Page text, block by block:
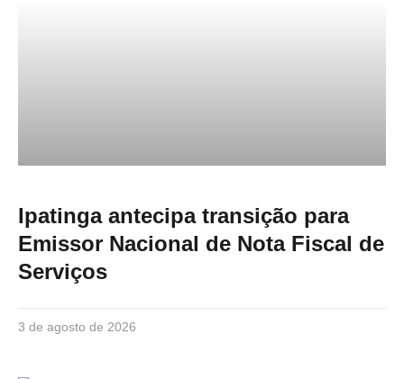
Ipatinga antecipa transição para
Emissor Nacional de Nota Fiscal de
Serviços
3 de agosto de 2026